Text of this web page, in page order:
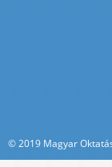
© 2019 Magyar